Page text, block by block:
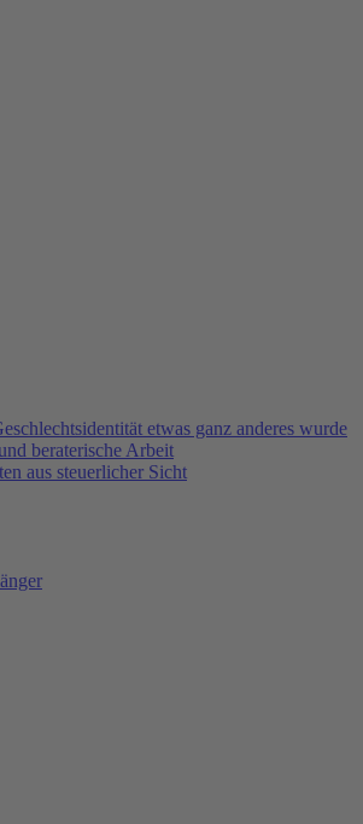
etwas ganz anderes wurde
beraterische Arbeit
aus steuerlicher Sicht